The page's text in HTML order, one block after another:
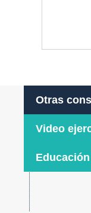
Otras
Video